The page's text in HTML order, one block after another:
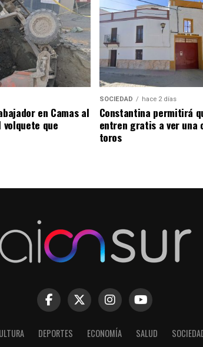
en Camas al
que
SOCIEDAD hace 2 días
Constantina permitirá
entren gratis a ver una
toros
DEPORTES ECONOMÍA SALUD